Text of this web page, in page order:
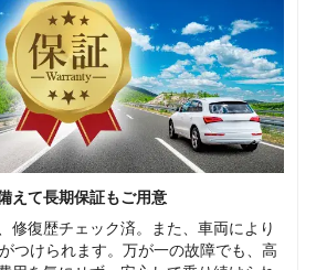
えて長期保証もご用意
修復歴チェック済。また、車両により
つけられます。万が一の故障でも、高